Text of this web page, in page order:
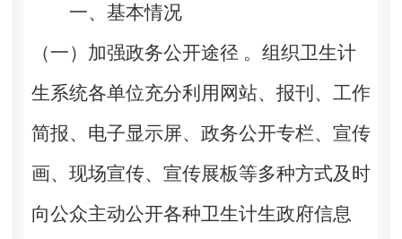
一、基本情况
（一）加强政务公开途径 。组织卫生计
生系统各单位充分利用网站、报刊、工作
简报、电子显示屏、政务公开专栏、宣传
画、现场宣传、宣传展板等多种方式及时
向公众主动公开各种卫生计生政府信息